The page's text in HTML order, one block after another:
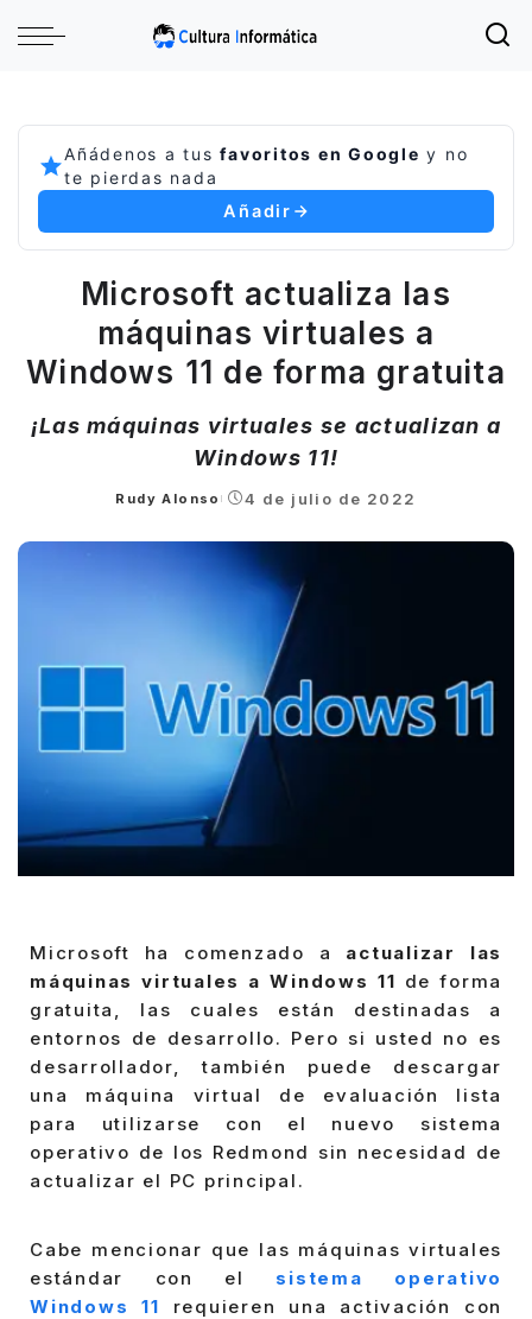
Añádenos a tusfavoritos en Google y no
te pierdas nada
Añadir
Microsoft actualiza las
máquinas virtuales a
Windows 11 de forma gratuita
¡Las máquinas virtuales se actualizan a
Windows 11!
Posted
Rudy Alonso 4 de julio de 2022
Microsoft ha comenzado a actualizar las
máquinas virtuales a Windows 11 de forma
gratuita, las cuales están destinadas a
entornos de desarrollo. Pero si usted no es
desarrollador, también puede descargar
una máquina virtual de evaluación lista
para utilizarse con el nuevo sistema
operativo de los Redmond sin necesidad de
actualizar el PC principal.
Cabe mencionar que las máquinas virtuales
estándar con el sistema operativo
Windows 11 requieren una activación con